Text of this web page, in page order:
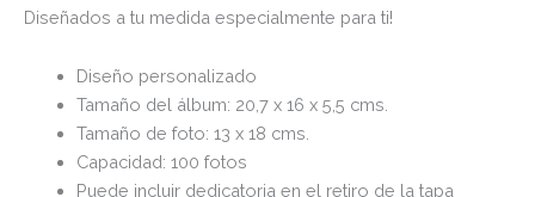
Diseñados a tu medida especialmente para ti!
Diseño personalizado
Tamaño del álbum: 20,7 x 16 x 5,5 cms.
Tamaño de foto: 13 x 18 cms.
Capacidad: 100 fotos
Puede incluir dedicatoria en el retiro de la tapa